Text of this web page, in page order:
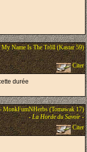
Name Is The Trõll (Kastar 59)
Citer
durée
MonkFumNHerbs (Tomawak 17)
-La Horde du Savoïr-
Citer